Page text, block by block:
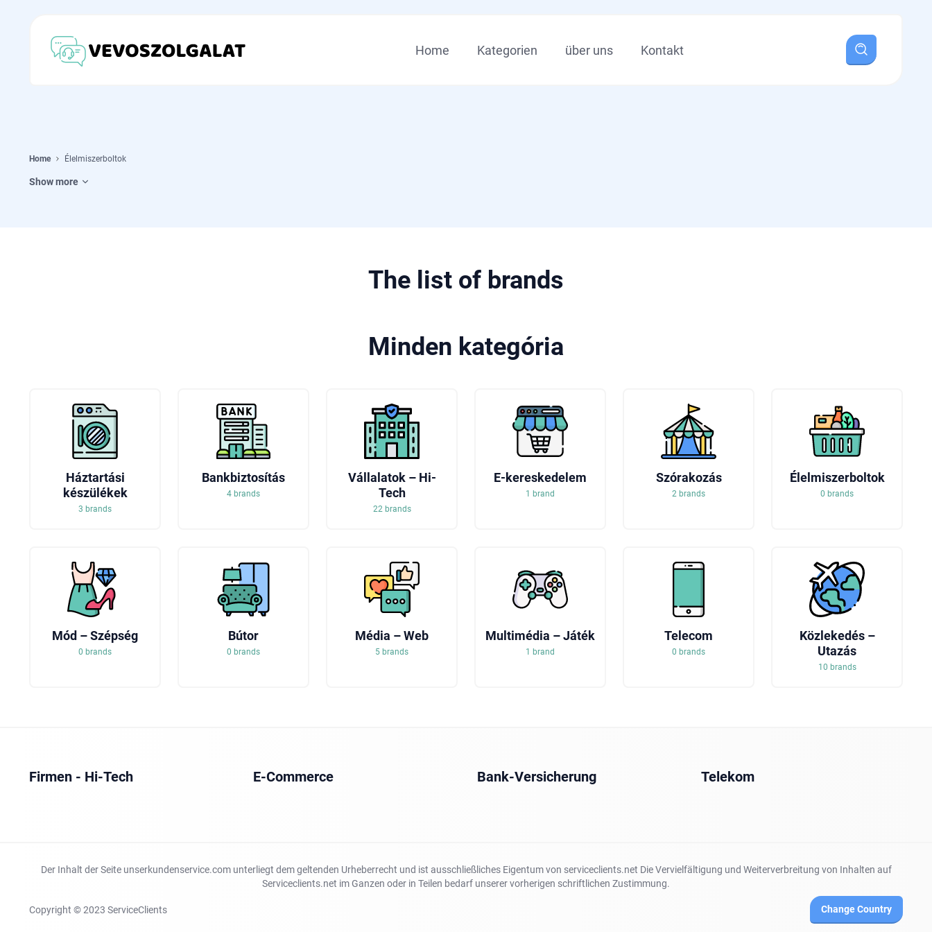
Home Kategorien über uns Kontakt
Home Élelmiszerboltok
Show more
The list of brands
Minden kategória
Háztartási
készülékek
3 brands
Bankbiztosítás
4 brands
Vállalatok – Hi-
Tech
22 brands
E-kereskedelem
1 brand
Szórakozás
2 brands
Élelmiszerboltok
0 brands
Mód – Szépség
0 brands
Bútor
0 brands
Média – Web
5 brands
Multimédia – Játék
1 brand
Telecom
0 brands
Közlekedés –
Utazás
10 brands
Firmen - Hi-Tech E-Commerce Bank-Versicherung Telekom
Der Inhalt der Seite unserkundenservice.com unterliegt dem geltenden Urheberrecht und ist ausschließliches Eigentum von serviceclients.net Die Vervielfältigung und Weiterverbreitung von Inhalten auf
Serviceclients.net im Ganzen oder in Teilen bedarf unserer vorherigen schriftlichen Zustimmung.
Copyright © 2023 ServiceClients Change Country